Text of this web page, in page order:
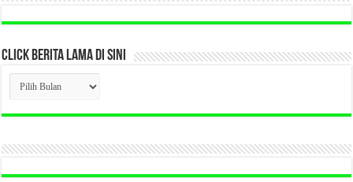
CLICK BERITA LAMA DI SINI
CLICK
BERITA
LAMA
DI